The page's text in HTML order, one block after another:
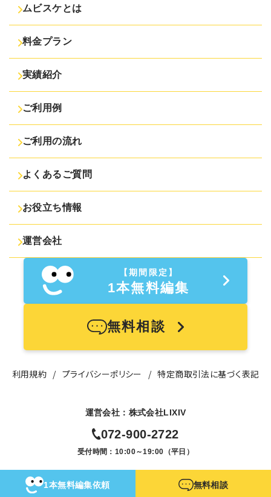
ムビスケとは
料金プラン
実績紹介
ご利用例
ご利用の流れ
よくあるご質問
お役立ち情報
運営会社
【期間限定】
1本無料編集
無料相談
利用規約 プライバシーポリシー 特定商取引法に基づく表記
運営会社：株式会社LIXIV
072-900-2722
受付時間：10:00～19:00（平日）
1本無料編集依頼 無料相談